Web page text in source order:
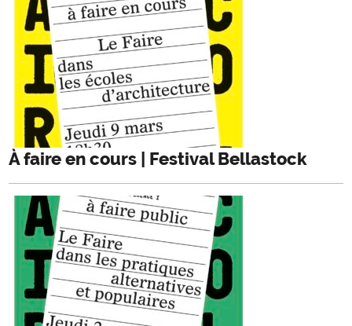
À faire en cours | Festival Bellastock